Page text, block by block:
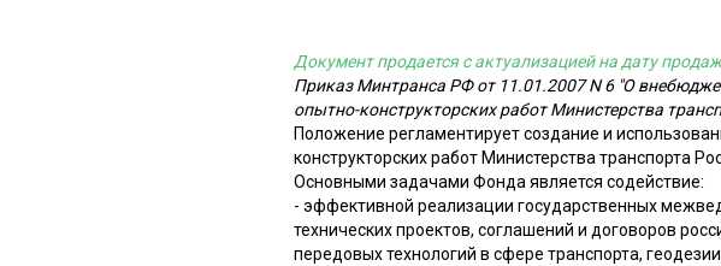
Документ продается с актуализацией на дату
Приказ Минтранса РФ от 11.01.2007 N 6 "О
опытно-конструкторских работ Министерства
Положение регламентирует создание и
конструкторских работ Министерства транспорта
Основными задачами Фонда является содействие:
- эффективной реализации государственных
технических проектов, соглашений и договоров
передовых технологий в сфере транспорта,